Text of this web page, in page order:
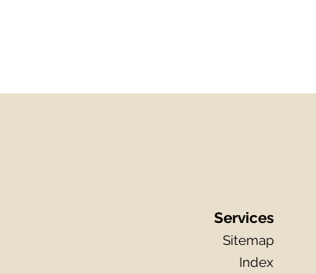
Services
Sitemap
Index